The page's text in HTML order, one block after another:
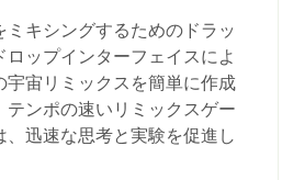
ミキシングするためのドラッ
ロップインターフェイスによ
宇宙リミックスを簡単に作成
テンポの速いリミックスゲー
、迅速な思考と実験を促進し